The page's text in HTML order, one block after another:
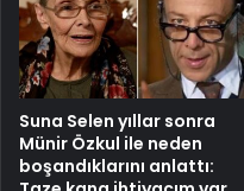
Suna Selen yıllar sonra
Münir Özkul ile neden
boşandıklarını anlattı: